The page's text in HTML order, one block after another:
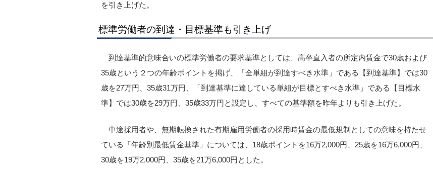
を引き上げた。
標準労働者の到達・目標基準も引き上げ
到達基準的意味合いの標準労働者の要求基準としては、高卒直入者の所定内賃金で30歳および
35歳という２つの年齢ポイントを掲げ、「全単組が到達すべき水準」である【到達基準】では30
歳を27万円、35歳31万円、「到達基準に達している単組が目標とすべき水準」である【目標水
準】では30歳を29万円、35歳33万円と設定し、すべての基準額を昨年よりも引き上げた。
中途採用者や、無期転換された有期雇用労働者の採用時賃金の最低規制としての意味を持たせ
ている「年齢別最低賃金基準」については、18歳ポイントを16万2,000円、25歳を16万6,000円、
30歳を19万2,000円、35歳を21万6,000円とした。